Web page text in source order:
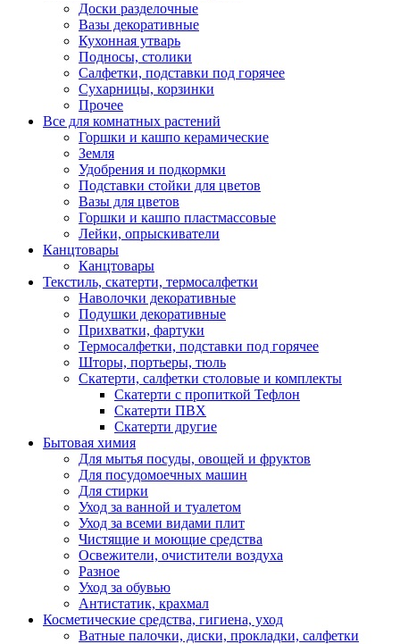
Доски разделочные
Вазы декоративные
Кухонная утварь
Подносы, столики
Салфетки, подставки под горячее
Сухарницы, корзинки
Прочее
Все для комнатных растений
Горшки и кашпо керамические
Земля
Удобрения и подкормки
Подставки стойки для цветов
Вазы для цветов
Горшки и кашпо пластмассовые
Лейки, опрыскиватели
Канцтовары
Канцтовары
Текстиль, скатерти, термосалфетки
Наволочки декоративные
Подушки декоративные
Прихватки, фартуки
Термосалфетки, подставки под горячее
Шторы, портьеры, тюль
Скатерти, салфетки столовые и комплекты
Скатерти с пропиткой Тефлон
Скатерти ПВХ
Скатерти другие
Бытовая химия
Для мытья посуды, овощей и фруктов
Для посудомоечных машин
Для стирки
Уход за ванной и туалетом
Уход за всеми видами плит
Чистящие и моющие средства
Освежители, очистители воздуха
Разное
Уход за обувью
Антистатик, крахмал
Косметические средства, гигиена, уход
Ватные палочки, диски, прокладки, салфетки